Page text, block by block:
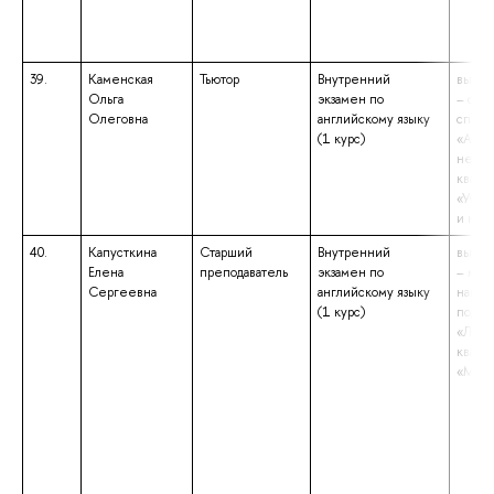
39.
Каменская
Ольга
Олеговна
Тьютор
Внутренний
экзамен по
английскому языку
(1 курс)
–
и
40.
Капусткина
Елена
Сергеевна
Старший
преподаватель
Внутренний
экзамен по
английскому языку
(1 курс)
–